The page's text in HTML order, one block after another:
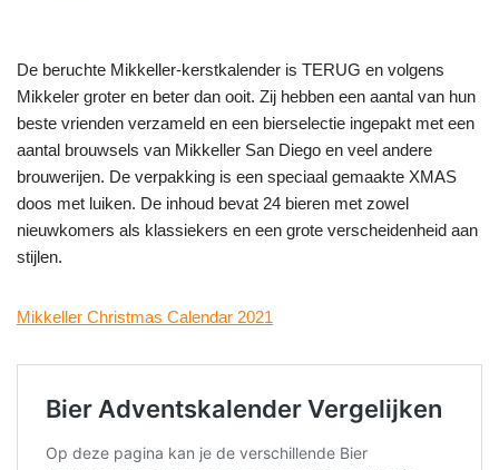
De beruchte Mikkeller-kerstkalender is TERUG en volgens
Mikkeler groter en beter dan ooit. Zij hebben een aantal van hun
beste vrienden verzameld en een bierselectie ingepakt met een
aantal brouwsels van Mikkeller San Diego en veel andere
brouwerijen. De verpakking is een speciaal gemaakte XMAS
doos met luiken. De inhoud bevat 24 bieren met zowel
nieuwkomers als klassiekers en een grote verscheidenheid aan
stijlen.
Mikkeller Christmas Calendar 2021